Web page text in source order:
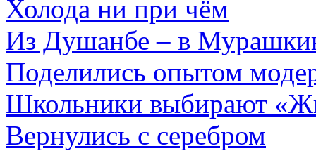
Холода ни при чём
Из Душанбе – в
Поделились опытом
Школьники выбирают
Вернулись с серебром